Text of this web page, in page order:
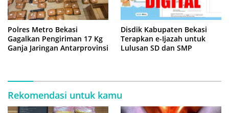
Polres Metro Bekasi
Gagalkan Pengiriman 17 Kg
Ganja Jaringan Antarprovinsi
Disdik Kabupaten Bekasi
Terapkan e-Ijazah untuk
Lulusan SD dan SMP
Rekomendasi untuk kamu